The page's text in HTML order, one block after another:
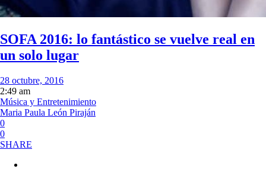
SOFA 2016: lo fantástico se vuelve real en
un solo lugar
28 octubre, 2016
2:49 am
Música y Entretenimiento
Maria Paula León Piraján
0
0
SHARE